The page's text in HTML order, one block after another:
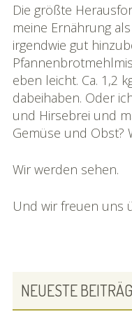
Die größte
meine Ernährung
irgendwie gut
eben leicht. Ca. 1,2
dabeihaben. Oder
und Hirsebrei und
Gemüse und Obst?
Wir werden sehen.
Und wir freuen uns
PRIMARY
SIDEBAR
NEUESTE